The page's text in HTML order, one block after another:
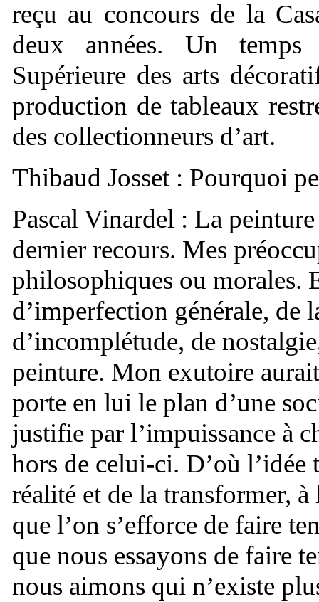
reçu au concours de la
deux années. Un temps
Supérieure des arts
production de tableaux
des collectionneurs d’art.
Thibaud Josset : Pourquoi
Pascal Vinardel : La
dernier recours. Mes
philosophiques ou morales.
d’imperfection générale, de
d’incomplétude, de
peinture. Mon exutoire
porte en lui le plan d’une
justifie par l’impuissance à
hors de celui-ci. D’où l’idée
réalité et de la transformer, à
que l’on s’efforce de faire
que nous essayons de faire
nous aimons qui n’existe